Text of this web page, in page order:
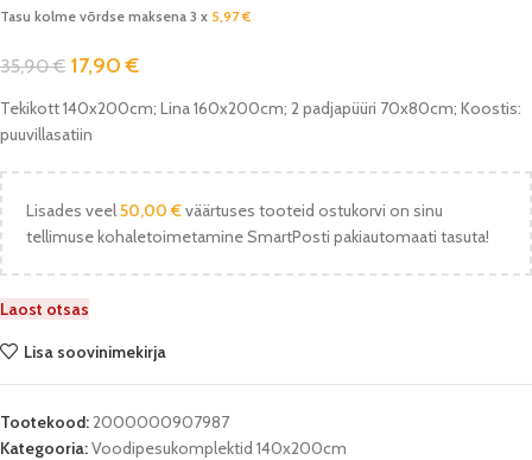
Tasu kolme võrdse maksena 3 x 5,97€
35,90€ 17,90€
Tekikott 140x200cm; Lina 160x200cm; 2 padjapüüri 70x80cm; Koostis:
puuvillasatiin
Lisades veel50,00 €väärtuses tooteid ostukorvi on sinu
tellimuse kohaletoimetamine SmartPosti pakiautomaati tasuta!
Laost otsas
Lisa soovinimekirja
Tootekood:2000000907987
Kategooria:Voodipesukomplektid 140x200cm